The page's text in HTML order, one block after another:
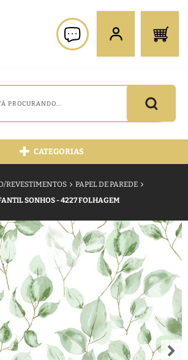
CATEGORIAS
REVESTIMENTOS
PAPEL DE PAREDE
SONHOS - 4227 FOLHAGEM